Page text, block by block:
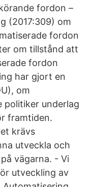
fordon –
(2017:309) om
fordon
om tillstånd att
fordon
har gjort en
om
politiker underlag
framtiden.
krävs
utveckla och
vägarna. - Vi
utveckling av